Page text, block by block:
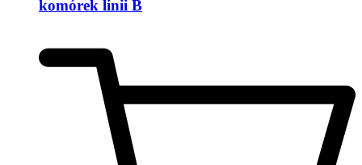
komórek linii B